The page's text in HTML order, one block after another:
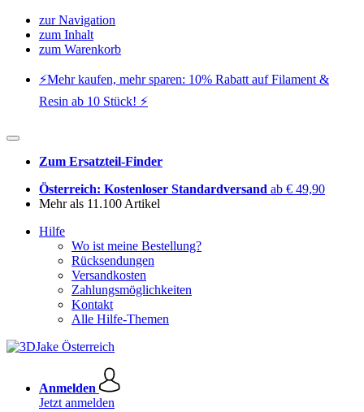
zur Navigation
zum Inhalt
zum Warenkorb
⚡️Mehr kaufen, mehr sparen: 10% Rabatt auf Filament &
Resin ab 10 Stück! ⚡️
Zum Ersatzteil-Finder
Österreich: Kostenloser Standardversand ab € 49,90
Mehr als 11.100 Artikel
Hilfe
Wo ist meine Bestellung?
Rücksendungen
Versandkosten
Zahlungsmöglichkeiten
Kontakt
Alle Hilfe-Themen
Anmelden
Jetzt anmelden